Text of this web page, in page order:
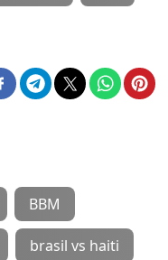
BBM
brasil vs haiti